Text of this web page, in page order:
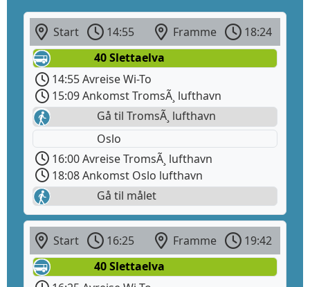
Start 14:55 Framme
18:24
40 Slettaelva
14:55 Avreise Wi-To
15:09 Ankomst TromsÃ¸ lufthavn
Gå til TromsÃ¸ lufthavn
Oslo
16:00 Avreise TromsÃ¸ lufthavn
18:08 Ankomst Oslo lufthavn
Gå til målet
Start 16:25 Framme
19:42
40 Slettaelva